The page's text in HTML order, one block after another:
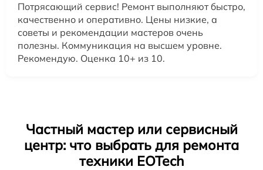
Потрясающий сервис! Ремонт выполняют быстро,
качественно и оперативно. Цены низкие, а
советы и рекомендации мастеров очень
полезны. Коммуникация на высшем уровне.
Рекомендую. Оценка 10+ из 10.
Частный мастер или сервисный
центр: что выбрать для ремонта
техники EOTech